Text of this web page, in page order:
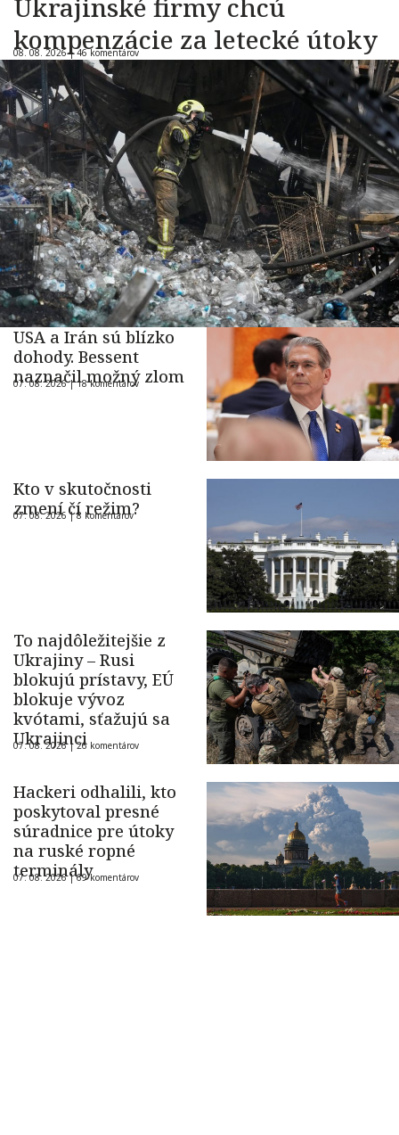
Ukrajinské firmy chcú
kompenzácie za letecké útoky
08. 08. 2026 |46 komentárov
USA a Irán sú blízko
dohody. Bessent
naznačil možný zlom
07. 08. 2026 |18 komentárov
Kto v skutočnosti
zmení čí režim?
07. 08. 2026 |8 komentárov
To najdôležitejšie z
Ukrajiny – Rusi
blokujú prístavy, EÚ
blokuje vývoz
kvótami, sťažujú sa
Ukrajinci
07. 08. 2026 |26 komentárov
Hackeri odhalili, kto
poskytoval presné
súradnice pre útoky
na ruské ropné
terminály
07. 08. 2026 |69 komentárov